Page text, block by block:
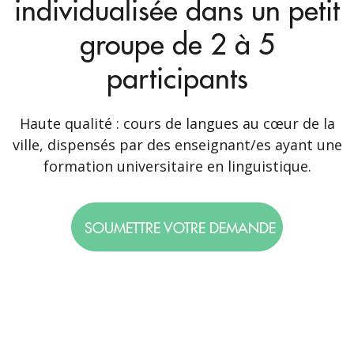
individualisée dans un petit
groupe de 2 à 5
participants
Haute qualité : cours de langues au cœur de la
ville, dispensés par des enseignant/es ayant une
formation universitaire en linguistique.
SOUMETTRE VOTRE DEMANDE